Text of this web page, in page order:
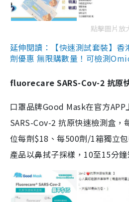
點擊圖片放
延伸閱讀：【快速測試套裝】
劑優惠 無限購數量！可檢測
fluorecare SARS-Cov-2 抗原
口罩品牌Good Mask在官方
SARS-Cov-2 抗原快速檢測盒，
位每劑$18、每500劑/1箱獨立
產品以鼻拭子採樣，10至15分鐘